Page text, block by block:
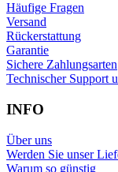
Häufige Fragen
Versand
Rückerstattung
Garantie
Sichere Zahlungsarten
Technischer Support
INFO
Über uns
Werden Sie unser
Warum so günstig